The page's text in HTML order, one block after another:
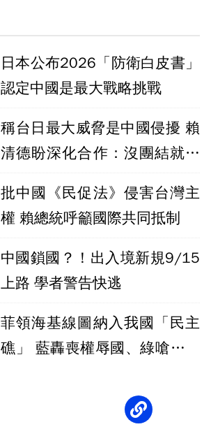
日本公布2026「防衛白皮書」
認定中國是最大戰略挑戰
稱台日最大威脅是中國侵擾 賴
清德盼深化合作：沒團結就沒
批中國《民促法》侵害台灣主
權 賴總統呼籲國際共同抵制
中國鎖國？！出入境新規9/15
上路 學者警告快逃
菲領海基線圖納入我國「民主
礁」 藍轟喪權辱國、綠嗆藍不